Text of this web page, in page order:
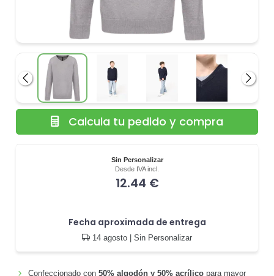
Anterior
Sin Personalizar
Desde IVA incl.
12.44 €
Fecha aproximada de entrega
14 agosto | Sin Personalizar
Calcula tu pedido y compra
Confeccionado con 50% algodón y 50% acrílicopara mayor